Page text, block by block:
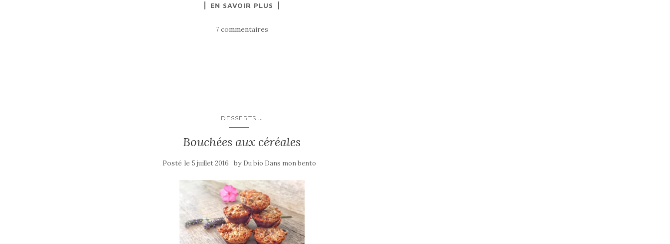
EN SAVOIR PLUS
7 commentaires
DESSERTS ...
Bouchées aux céréales
Posté le5 juillet 2016 by Du bio Dans mon bento